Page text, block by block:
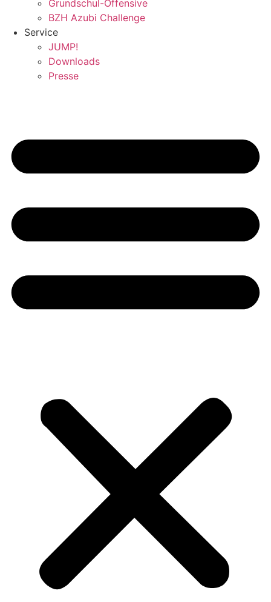
Grundschul-Offensive
BZH Azubi Challenge
Service
JUMP!
Downloads
Presse